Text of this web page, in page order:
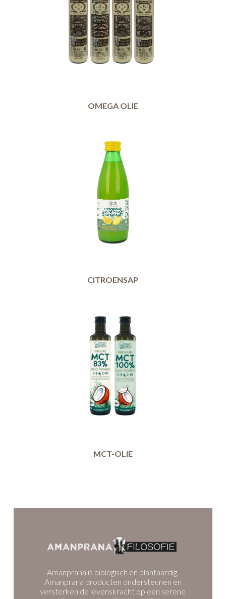
OMEGA OLIE
CITROENSAP
MCT-OLIE
Amanprana is biologisch en plantaardig.
Amanprana producten ondersteunen en
versterken de levenskracht op een serene